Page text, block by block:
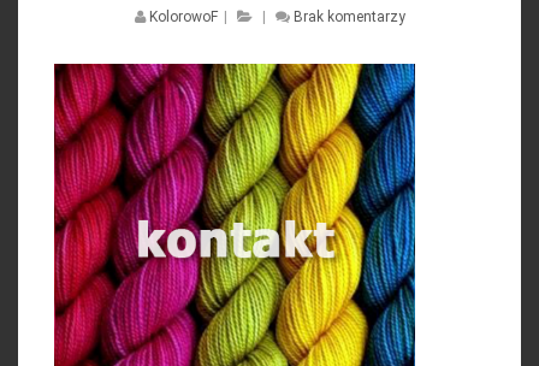
KolorowoF Brak komentarzy